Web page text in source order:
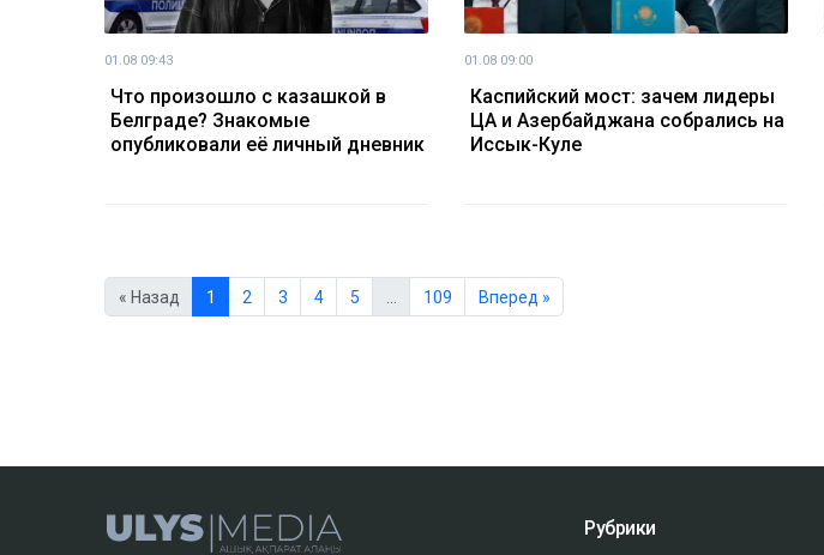
01.08 09:43
Что произошло с казашкой в
Белграде? Знакомые
опубликовали её личный дневник
01.08 09:00
Каспийский мост: зачем лидеры
ЦА и Азербайджана собрались на
Иссык-Куле
« Назад 1 2 3 4 5 109 Вперед »
Рубрики